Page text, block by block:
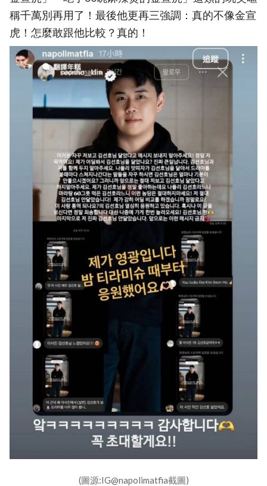
稱千萬別再用了！最後他更再三強調：真的不像金宣
虎！怎麼敢跟他比較？真的！
(圖源:IG@napolimatfia截圖)